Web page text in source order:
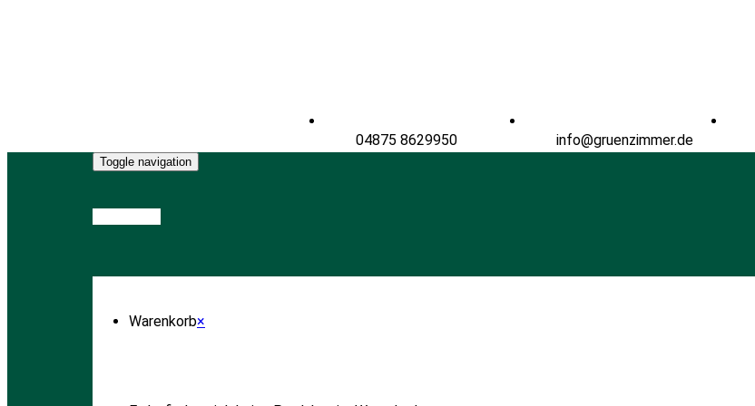
04875 8629950 info@gruenzimmer.de
Toggle navigation
Warenkorb×